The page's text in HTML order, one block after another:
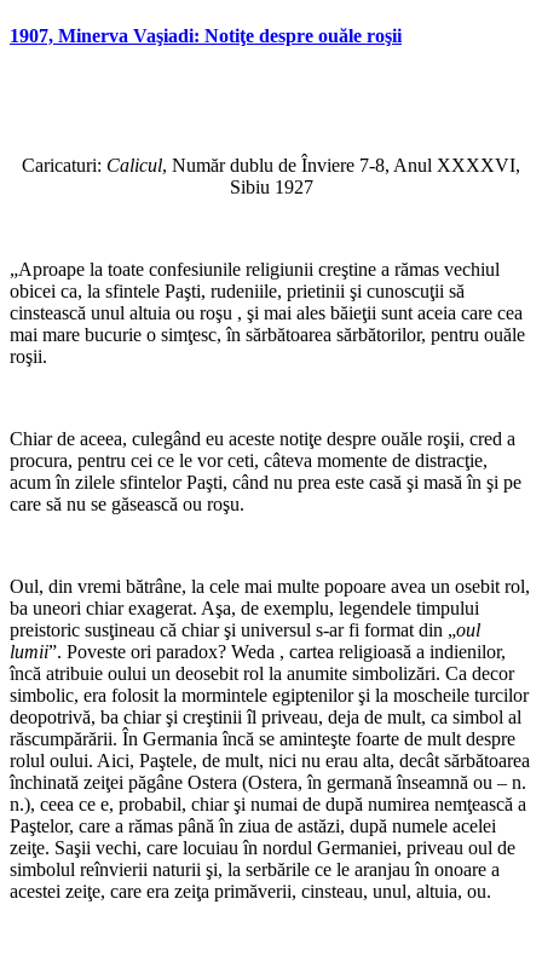
1907, Minerva Vaşiadi: Notiţe despre ouăle roşii
Caricaturi: Calicul, Număr dublu de Înviere 7-8, Anul XXXXVI,
Sibiu 1927
„Aproape la toate confesiunile religiunii creştine a rămas vechiul
obicei ca, la sfintele Paşti, rudeniile, prietinii şi cunoscuţii să
cinstească unul altuia ou roşu , şi mai ales băieţii sunt aceia care cea
mai mare bucurie o simţesc, în sărbătoarea sărbătorilor, pentru ouăle
roşii.
Chiar de aceea, culegând eu aceste notiţe despre ouăle roşii, cred a
procura, pentru cei ce le vor ceti, câteva momente de distracţie,
acum în zilele sfintelor Paşti, când nu prea este casă şi masă în şi pe
care să nu se găsească ou roşu.
Oul, din vremi bătrâne, la cele mai multe po­poare avea un osebit rol,
ba uneori chiar exagerat. Aşa, de exemplu, legendele timpului
preistoric susţineau că chiar şi universul s-ar fi format din „oul
lumii”. Poveste ori paradox? Weda , cartea religioasă a indienilor,
încă atribuie oului un deosebit rol la anumite simbolizări. Ca decor
simbolic, era folosit la mormintele egiptenilor şi la moscheile turcilor
deopotrivă, ba chiar şi creştinii îl priveau, deja de mult, ca simbol al
răscumpărării. În Germania încă se aminteşte foarte de mult despre
rolul oului. Aici, Paştele, de mult, nici nu erau alta, decât sărbătoarea
închinată zeiţei păgâne Ostera (Ostera, în germană înseamnă ou – n.
n.), ceea ce e, probabil, chiar şi numai de după numirea nemţească a
Paştelor, care a rămas până în ziua de astăzi, după numele acelei
zeiţe. Saşii vechi, care locuiau în nordul Germaniei, priveau oul de
simbolul reînvierii naturii şi, la serbările ce le aranjau în onoare a
acestei zeiţe, care era zeiţa primăverii, cinsteau, unul, altuia, ou.